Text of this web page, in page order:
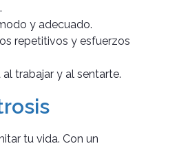
y adecuado.
repetitivos y esfuerzos
trabajar y al sentarte.
tu vida. Con un